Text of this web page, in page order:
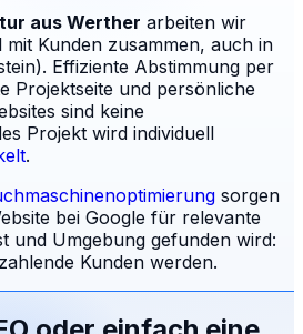
aus Werther arbeiten wir
mit Kunden zusammen, auch in
Effiziente Abstimmung per
Projektseite und persönliche
sind keine
Projekt wird individuell
.
sorgen
bei Google für relevante
und Umgebung gefunden wird:
Kunden werden.